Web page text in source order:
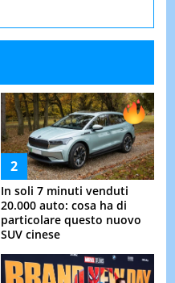
In soli 7 minuti venduti
20.000 auto: cosa ha di
particolare questo nuovo
SUV cinese